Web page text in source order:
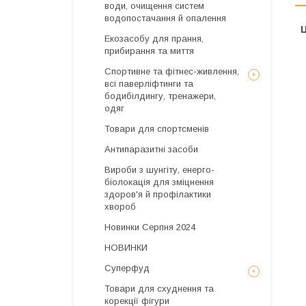
води, очищення систем
водопостачання й опалення
Екозасобу для прання,
прибирання та миття
Спортивне та фітнес-живлення,
всі паверліфтинги та
бодибілдингу, тренажери,
одяг
Товари для спортсменів
Антипаразитні засоби
Вироби з шунгіту, енерго-
біолокація для зміцнення
здоров'я й профілактики
хвороб
Новинки Серпня 2024
НОВИНКИ
Суперфуд
Товари для схуднення та
корекції фігури